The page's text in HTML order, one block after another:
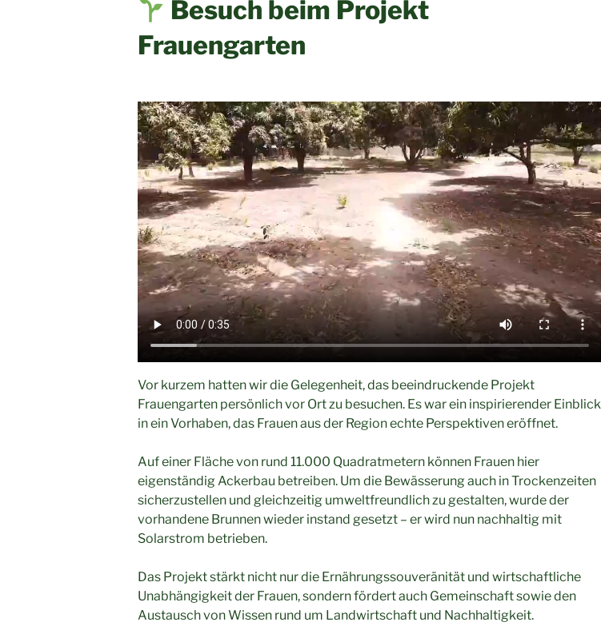
Besuch beim Projekt
Frauengarten
Vor kurzem hatten wir die Gelegenheit, das beeindruckende Projekt
Frauengarten persönlich vor Ort zu besuchen. Es war ein inspirierender Einblick
in ein Vorhaben, das Frauen aus der Region echte Perspektiven eröffnet.
Auf einer Fläche von rund 11.000 Quadratmetern können Frauen hier
eigenständig Ackerbau betreiben. Um die Bewässerung auch in Trockenzeiten
sicherzustellen und gleichzeitig umweltfreundlich zu gestalten, wurde der
vorhandene Brunnen wieder instand gesetzt – er wird nun nachhaltig mit
Solarstrom betrieben.
Das Projekt stärkt nicht nur die Ernährungssouveränität und wirtschaftliche
Unabhängigkeit der Frauen, sondern fördert auch Gemeinschaft sowie den
Austausch von Wissen rund um Landwirtschaft und Nachhaltigkeit.